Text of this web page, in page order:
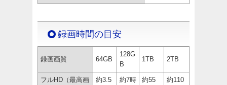
録画時間の目安
録画画質 64GB
128G
B
1TB 2TB
フルHD（最高画
約3.5
約7時
約55
約110